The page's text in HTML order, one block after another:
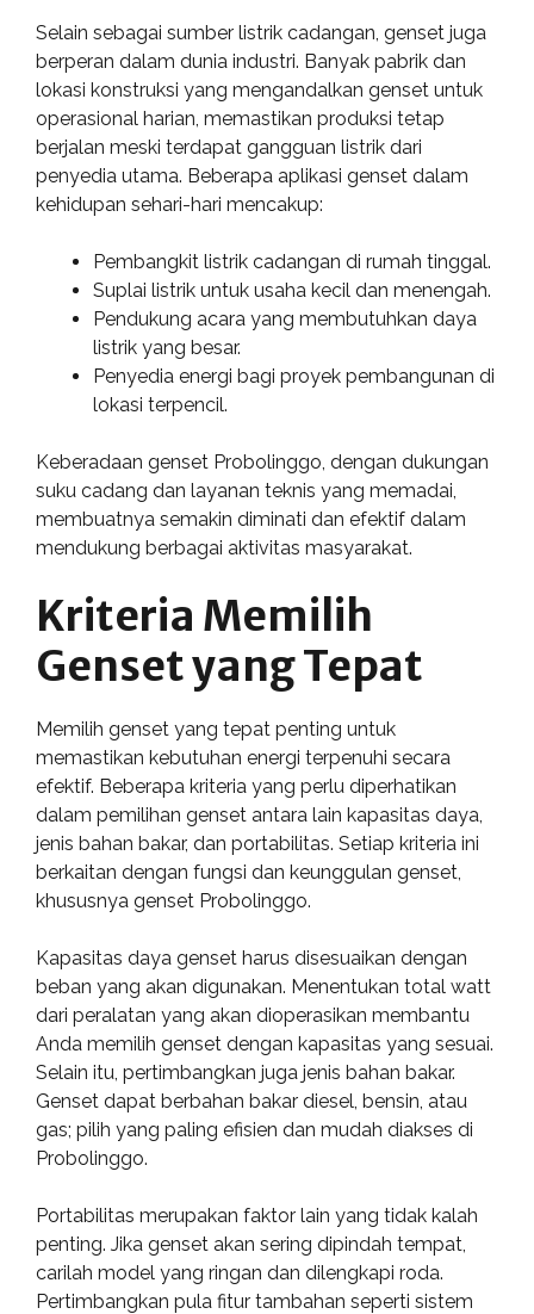
Selain sebagai sumber listrik cadangan, genset juga
berperan dalam dunia industri. Banyak pabrik dan
lokasi konstruksi yang mengandalkan genset untuk
operasional harian, memastikan produksi tetap
berjalan meski terdapat gangguan listrik dari
penyedia utama. Beberapa aplikasi genset dalam
kehidupan sehari-hari mencakup:
Pembangkit listrik cadangan di rumah tinggal.
Suplai listrik untuk usaha kecil dan menengah.
Pendukung acara yang membutuhkan daya
listrik yang besar.
Penyedia energi bagi proyek pembangunan di
lokasi terpencil.
Keberadaan genset Probolinggo, dengan dukungan
suku cadang dan layanan teknis yang memadai,
membuatnya semakin diminati dan efektif dalam
mendukung berbagai aktivitas masyarakat.
Kriteria Memilih
Genset yang Tepat
Memilih genset yang tepat penting untuk
memastikan kebutuhan energi terpenuhi secara
efektif. Beberapa kriteria yang perlu diperhatikan
dalam pemilihan genset antara lain kapasitas daya,
jenis bahan bakar, dan portabilitas. Setiap kriteria ini
berkaitan dengan fungsi dan keunggulan genset,
khususnya genset Probolinggo.
Kapasitas daya genset harus disesuaikan dengan
beban yang akan digunakan. Menentukan total watt
dari peralatan yang akan dioperasikan membantu
Anda memilih genset dengan kapasitas yang sesuai.
Selain itu, pertimbangkan juga jenis bahan bakar.
Genset dapat berbahan bakar diesel, bensin, atau
gas; pilih yang paling efisien dan mudah diakses di
Probolinggo.
Portabilitas merupakan faktor lain yang tidak kalah
penting. Jika genset akan sering dipindah tempat,
carilah model yang ringan dan dilengkapi roda.
Pertimbangkan pula fitur tambahan seperti sistem